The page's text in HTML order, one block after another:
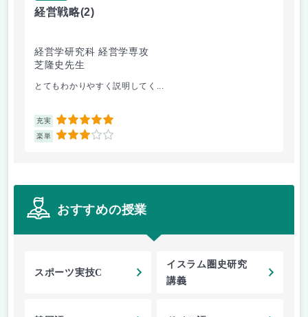
経営戦略(2)
経営学研究科 経営学専攻
芝隆史先生
とてもわかりやすく説明してく...
充実 5
楽単 3
おすすめの授業
スポーツ実技C
イスラム圏史研究
講義